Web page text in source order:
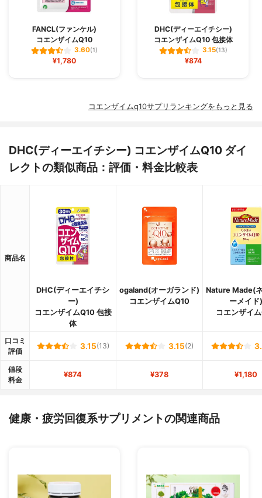
FANCL(ファンケル)
コエンザイムQ10
3.60(1)
¥1,780
DHC(ディーエイチシー)
コエンザイムQ10 包接体
3.15(13)
¥874
コエンザイムq10サプリランキングをもっと見る
DHC(ディーエイチシー) コエンザイムQ10 ダイ
レクトの類似商品：評価・料金比較表
商品名
DHC(ディーエイチシ
ー)
コエンザイムQ10 包接
体
ogaland(オーガランド)
コエンザイムQ10
Nature Made(
ーメイド)
コエンザイ
口コミ
評価
3.15(13) 3.15(2)
値段
料金
¥874 ¥378 ¥1,180
健康・疲労回復系サプリメントの関連商品